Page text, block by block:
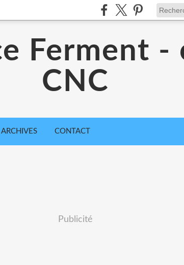
Ferment -
CNC
ARCHIVES CONTACT
Publicité